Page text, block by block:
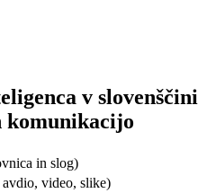
v slovenščini
komunikacijo
in slog)
avdio, video, slike)